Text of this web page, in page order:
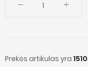
Prekės artikulas yra